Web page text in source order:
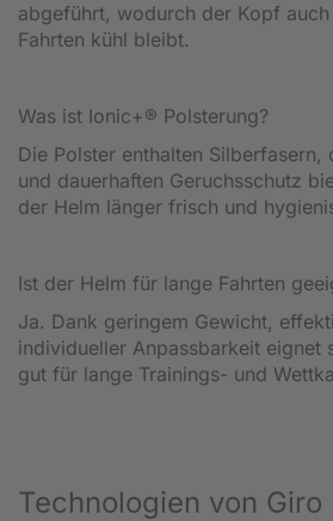
abgeführt, wodurch der Kopf
Fahrten kühl bleibt.
Was ist Ionic+® Polsterung?
Die Polster enthalten Silberfasern,
und dauerhaften Geruchsschutz
der Helm länger frisch und
Ist der Helm für lange Fahrten
Ja. Dank geringem Gewicht,
individueller Anpassbarkeit eignet
gut für lange Trainings- und
Technologien von Giro